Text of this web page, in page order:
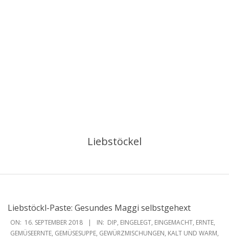
Liebstöckel
Liebstöckl-Paste: Gesundes Maggi selbstgehext
2018-
09-
ON: 16. SEPTEMBER 2018 IN: DIP, EINGELEGT, EINGEMACHT, ERNTE,
GEMÜSEERNTE, GEMÜSESUPPE, GEWÜRZMISCHUNGEN, KALT UND WARM,